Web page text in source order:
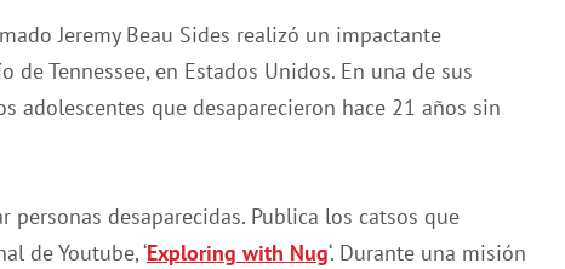
Jeremy Beau Sides realizó un impactante
Tennessee, en Estados Unidos. En una de sus
adolescentes que desaparecieron hace 21 años sin
personas desaparecidas. Publica los catsos que
de Youtube, ‘Exploring with Nug‘. Durante una misión